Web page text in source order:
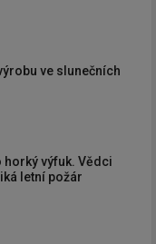
ve slunečních
výfuk. Vědci
letní požár